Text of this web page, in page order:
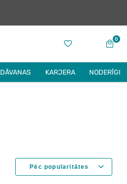
0
DĀVANAS KARJERA NODERĪGI